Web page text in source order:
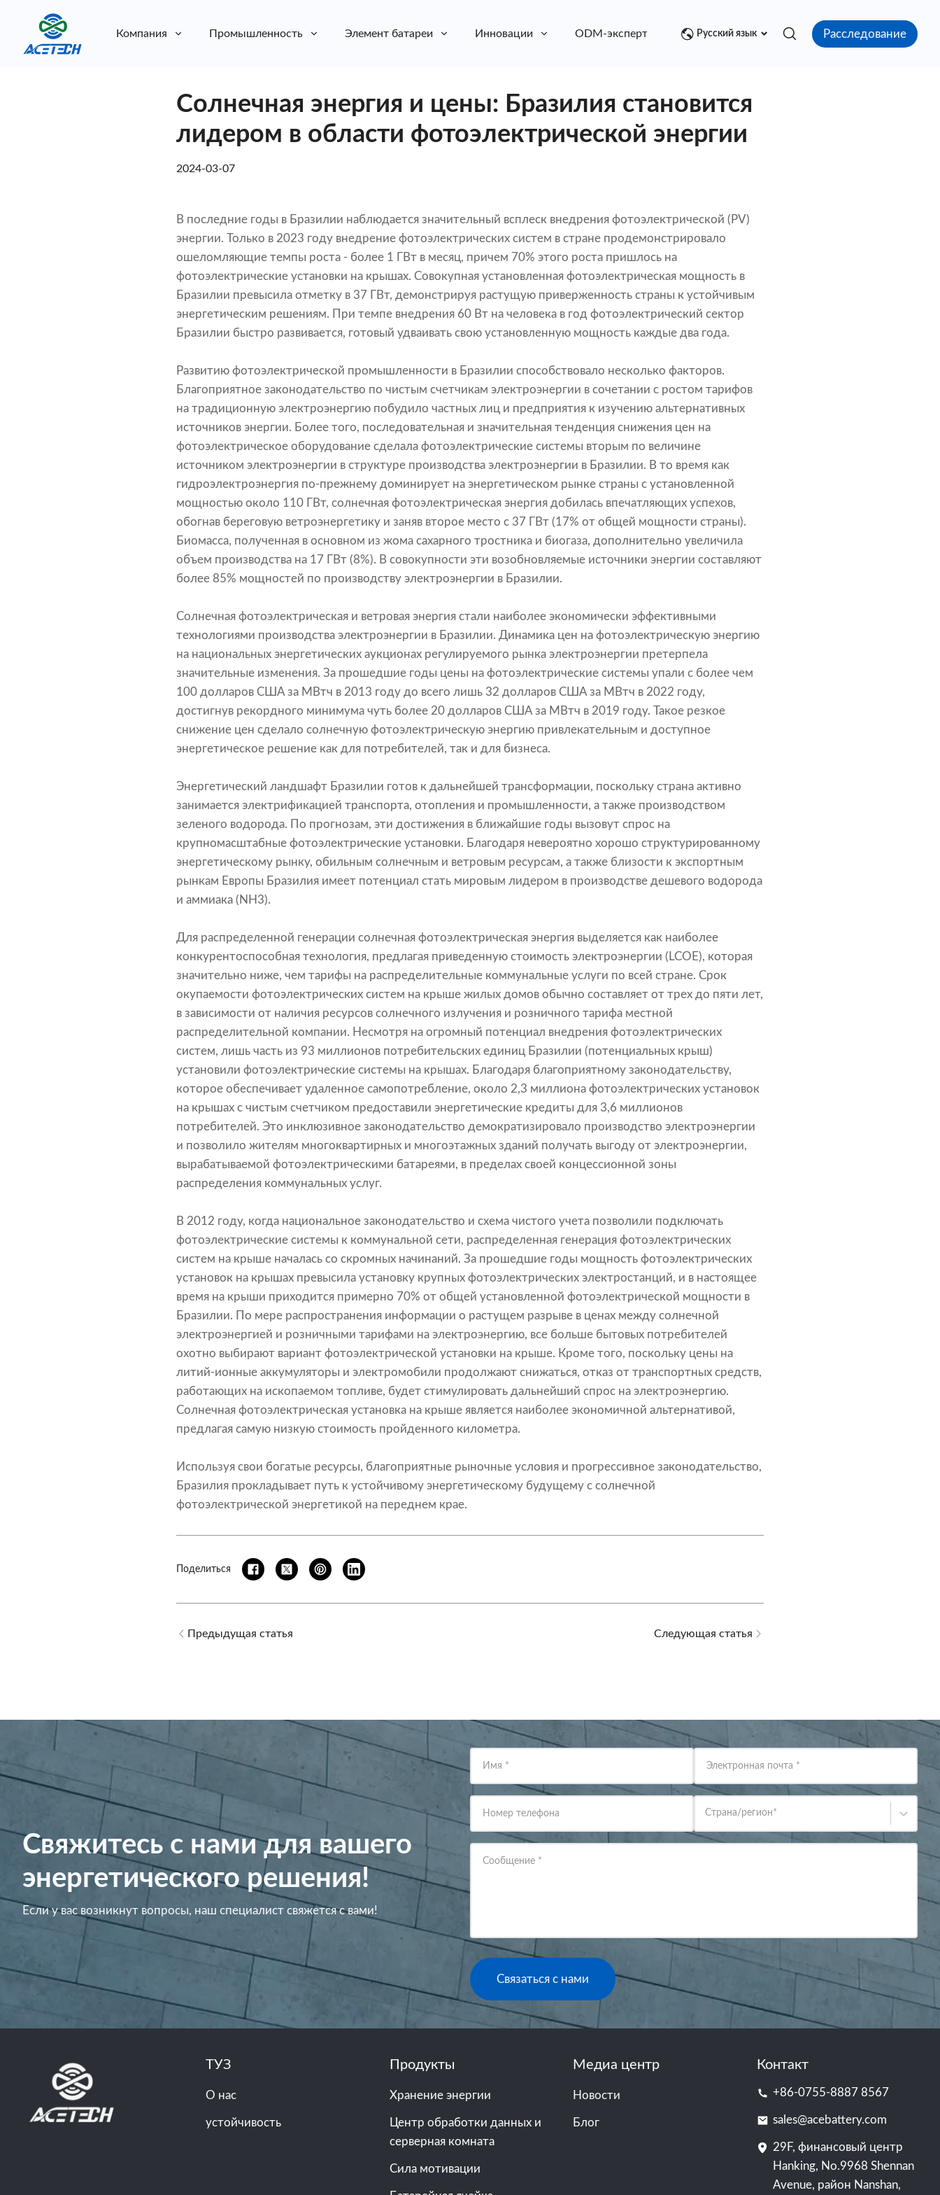
Компания Промышленность Элемент батареи Инновации ODM-эксперт Медиа центр Контакт
Русский язык Расследование
Солнечная энергия и цены: Бразилия становится
лидером в области фотоэлектрической энергии
2024-03-07
В последние годы в Бразилии наблюдается значительный всплеск внедрения фотоэлектрической (PV)
энергии. Только в 2023 году внедрение фотоэлектрических систем в стране продемонстрировало
ошеломляющие темпы роста - более 1 ГВт в месяц, причем 70% этого роста пришлось на
фотоэлектрические установки на крышах. Совокупная установленная фотоэлектрическая мощность в
Бразилии превысила отметку в 37 ГВт, демонстрируя растущую приверженность страны к устойчивым
энергетическим решениям. При темпе внедрения 60 Вт на человека в год фотоэлектрический сектор
Бразилии быстро развивается, готовый удваивать свою установленную мощность каждые два года.
Развитию фотоэлектрической промышленности в Бразилии способствовало несколько факторов.
Благоприятное законодательство по чистым счетчикам электроэнергии в сочетании с ростом тарифов
на традиционную электроэнергию побудило частных лиц и предприятия к изучению альтернативных
источников энергии. Более того, последовательная и значительная тенденция снижения цен на
фотоэлектрическое оборудование сделала фотоэлектрические системы вторым по величине
источником электроэнергии в структуре производства электроэнергии в Бразилии. В то время как
гидроэлектроэнергия по-прежнему доминирует на энергетическом рынке страны с установленной
мощностью около 110 ГВт, солнечная фотоэлектрическая энергия добилась впечатляющих успехов,
обогнав береговую ветроэнергетику и заняв второе место с 37 ГВт (17% от общей мощности страны).
Биомасса, полученная в основном из жома сахарного тростника и биогаза, дополнительно увеличила
объем производства на 17 ГВт (8%). В совокупности эти возобновляемые источники энергии составляют
более 85% мощностей по производству электроэнергии в Бразилии.
Солнечная фотоэлектрическая и ветровая энергия стали наиболее экономически эффективными
технологиями производства электроэнергии в Бразилии. Динамика цен на фотоэлектрическую энергию
на национальных энергетических аукционах регулируемого рынка электроэнергии претерпела
значительные изменения. За прошедшие годы цены на фотоэлектрические системы упали с более чем
100 долларов США за МВтч в 2013 году до всего лишь 32 долларов США за МВтч в 2022 году,
достигнув рекордного минимума чуть более 20 долларов США за МВтч в 2019 году. Такое резкое
снижение цен сделало солнечную фотоэлектрическую энергию привлекательным и доступное
энергетическое решение как для потребителей, так и для бизнеса.
Энергетический ландшафт Бразилии готов к дальнейшей трансформации, поскольку страна активно
занимается электрификацией транспорта, отопления и промышленности, а также производством
зеленого водорода. По прогнозам, эти достижения в ближайшие годы вызовут спрос на
крупномасштабные фотоэлектрические установки. Благодаря невероятно хорошо структурированному
энергетическому рынку, обильным солнечным и ветровым ресурсам, а также близости к экспортным
рынкам Европы Бразилия имеет потенциал стать мировым лидером в производстве дешевого водорода
и аммиака (NH3).
Для распределенной генерации солнечная фотоэлектрическая энергия выделяется как наиболее
конкурентоспособная технология, предлагая приведенную стоимость электроэнергии (LCOE), которая
значительно ниже, чем тарифы на распределительные коммунальные услуги по всей стране. Срок
окупаемости фотоэлектрических систем на крыше жилых домов обычно составляет от трех до пяти лет,
в зависимости от наличия ресурсов солнечного излучения и розничного тарифа местной
распределительной компании. Несмотря на огромный потенциал внедрения фотоэлектрических
систем, лишь часть из 93 миллионов потребительских единиц Бразилии (потенциальных крыш)
установили фотоэлектрические системы на крышах. Благодаря благоприятному законодательству,
которое обеспечивает удаленное самопотребление, около 2,3 миллиона фотоэлектрических установок
на крышах с чистым счетчиком предоставили энергетические кредиты для 3,6 миллионов
потребителей. Это инклюзивное законодательство демократизировало производство электроэнергии
и позволило жителям многоквартирных и многоэтажных зданий получать выгоду от электроэнергии,
вырабатываемой фотоэлектрическими батареями, в пределах своей концессионной зоны
распределения коммунальных услуг.
В 2012 году, когда национальное законодательство и схема чистого учета позволили подключать
фотоэлектрические системы к коммунальной сети, распределенная генерация фотоэлектрических
систем на крыше началась со скромных начинаний. За прошедшие годы мощность фотоэлектрических
установок на крышах превысила установку крупных фотоэлектрических электростанций, и в настоящее
время на крыши приходится примерно 70% от общей установленной фотоэлектрической мощности в
Бразилии. По мере распространения информации о растущем разрыве в ценах между солнечной
электроэнергией и розничными тарифами на электроэнергию, все больше бытовых потребителей
охотно выбирают вариант фотоэлектрической установки на крыше. Кроме того, поскольку цены на
литий-ионные аккумуляторы и электромобили продолжают снижаться, отказ от транспортных средств,
работающих на ископаемом топливе, будет стимулировать дальнейший спрос на электроэнергию.
Солнечная фотоэлектрическая установка на крыше является наиболее экономичной альтернативой,
предлагая самую низкую стоимость пройденного километра.
Используя свои богатые ресурсы, благоприятные рыночные условия и прогрессивное законодательство,
Бразилия прокладывает путь к устойчивому энергетическому будущему с солнечной
фотоэлектрической энергетикой на переднем крае.
Поделиться
Предыдущая статья Следующая статья
Свяжитесь с нами для вашего
энергетического решения!
Если у вас возникнут вопросы, наш специалист свяжется с вами!
Имя * Электронная почта *
Номер телефона Страна/регион*
Сообщение *
Связаться с нами
ТУЗ
О нас
устойчивость
Продукты
Хранение энергии
Центр обработки данных и
серверная комната
Сила мотивации
Медиа центр
Новости
Блог
Контакт
+86-0755-8887 8567
sales@acebattery.com
29F, финансовый центр
Hanking, No.9968 Shennan
Avenue, район Nanshan,